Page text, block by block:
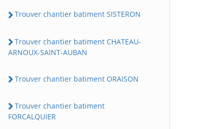
Trouver chantier batiment SISTERON
Trouver chantier batiment CHATEAU-
ARNOUX-SAINT-AUBAN
Trouver chantier batiment ORAISON
Trouver chantier batiment
FORCALQUIER